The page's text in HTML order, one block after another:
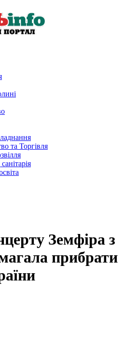
та Торгівля
Земфіра з
прибрати